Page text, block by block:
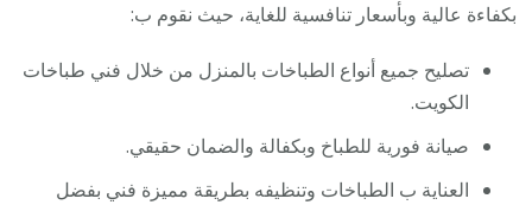
بكفاءة عالية وبأسعار تنافسية للغاية، حيث نقوم ب:
تصليح جميع أنواع الطباخات بالمنزل من خلال فني طباخات
الكويت.
صيانة فورية للطباخ وبكفالة والضمان حقيقي.
العناية ب الطباخات وتنظيفه بطريقة مميزة فني بفضل